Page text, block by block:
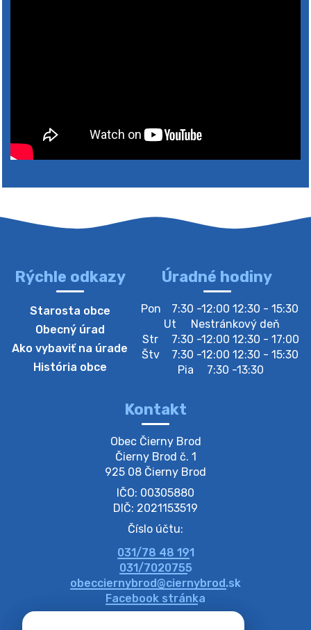
4. augusta 2026 10:05
Zberný dvor-Gyűjtőudvar
Oznamujeme obyvateľom, že v stredu 05. augusta
bude zberný dvor zatvorený. Értesítjük a lakosokat,
hogy szerdán augusztus 05-én a gyűjtőudvar zárva
lesz https://ciernybrod.sk?p=214…
Zber separovaného odpadu plastu-
Szeparált műanya…
Oznamujeme obyvateľom, že v stredu 05. augusta
prebehne zber separovaného odpadu plastu. Prosíme
obyvateľov, aby vrecia s odpadom vyložili pred dom už
večer vopred, nakoľko firma F…
4. augusta 2026 09:51
Oznámenie o plánovanom prerušení dodávky
elektri…
Oznamujeme Vám, že v určitých dňoch bude v
niektorých častiach našej obce plánované prerušenie
distribúcie elektrickej energie. Podrobné informácie o
Rýchle odkazy
Starosta obce
Obecný úrad
Ako vybaviť na úrade
História obce
Úradné hodiny
Pon
7:30 -12:00 12:30 - 15:30
Ut
Nestránkový deň
Str
7:30 -12:00 12:30 - 17:00
Štv
7:30 -12:00 12:30 - 15:30
Pia
7:30 -13:30
Kontakt
Obec Čierny Brod
Čierny Brod č. 1
925 08 Čierny Brod
IČO: 00305880
DIČ: 2021153519
Číslo účtu:
031/78 48 191
031/7020755
obecciernybrod@ciernybrod.sk
Facebook stránka